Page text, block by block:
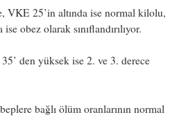
25’in altında ise normal kilolu,
obez olarak sınıflandırılıyor.
den yüksek ise 2. ve 3. derece
bağlı ölüm oranlarının normal